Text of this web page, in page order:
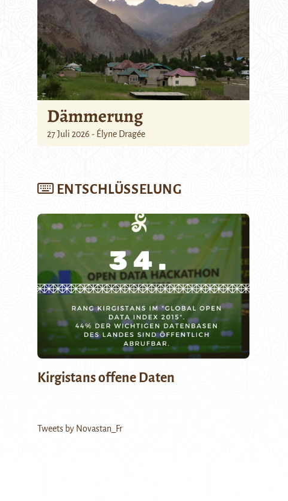
Dämmerung
27 Juli 2026 - Élyne Dragée
ENTSCHLÜSSELUNG
Kirgistans offene Daten
Tweets by Novastan_Fr